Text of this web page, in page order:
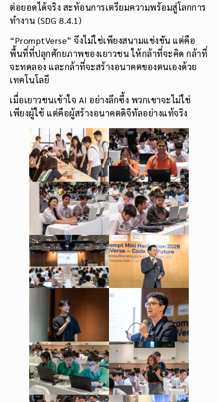
ต่อยอดได้จริง สะท้อนการเตรียมความพร้อมสู่โลกการ
ทำงาน (SDG 8.4.1)
“PromptVerse” จึงไม่ใช่เพียงสนามแข่งขัน แต่คือ
พื้นที่ที่ปลุกศักยภาพของเยาวชน ให้กล้าที่จะคิด กล้าที่
จะทดลอง และกล้าที่จะสร้างอนาคตของตนเองด้วย
เทคโนโลยี
เมื่อเยาวชนเข้าใจ AI อย่างลึกซึ้ง พวกเขาจะไม่ใช่
เพียงผู้ใช้ แต่คือผู้สร้างอนาคตดิจิทัลอย่างแท้จริง